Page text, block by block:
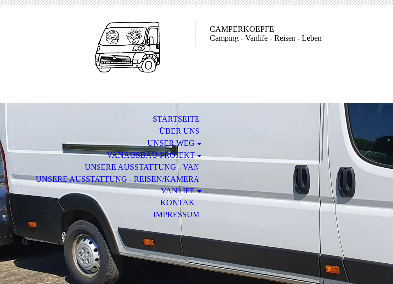
CAMPERKOEPFE
Camping - Vanlife - Reisen - Leben
STARTSEITE
ÜBER UNS
UNSER WEG
VANAUSBAU PROJEKT
UNSERE AUSSTATTUNG - VAN
UNSERE AUSSTATTUNG - REISEN/KAMERA
VANLIFE
KONTAKT
IMPRESSUM